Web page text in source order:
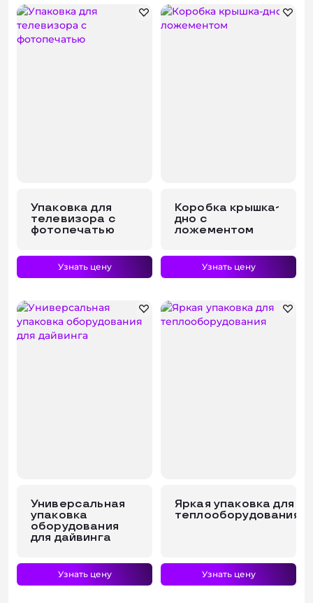
Упаковка для
телевизора с
фотопечатью
Узнать цену
Коробка крышка-
дно с
ложементом
Узнать цену
Универсальная
упаковка
оборудования
для дайвинга
Узнать цену
Яркая упаковка для
теплооборудования
Узнать цену